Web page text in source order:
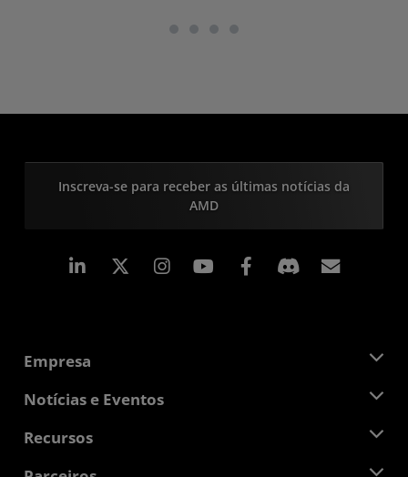
Inscreva-se para receber as últimas notícias da
AMD
Linkedin Instagram Facebook
Empresa
Sobre a AMD
Responsibilidade Corporativa
Oportunidades de Emprego
Notícias e Eventos
Sala de Imprensa
Recursos
Central do desenvolvedor